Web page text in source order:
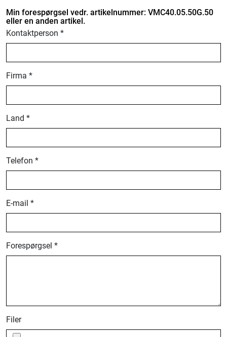
Min forespørgsel vedr. artikelnummer: VMC40.05.50G.50
eller en anden artikel.
Kontaktperson *
Firma *
Land *
Telefon *
E-mail *
Forespørgsel *
Filer